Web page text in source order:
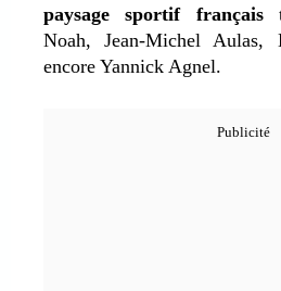
paysage sportif français
Noah, Jean-Michel Aulas,
encore Yannick Agnel.